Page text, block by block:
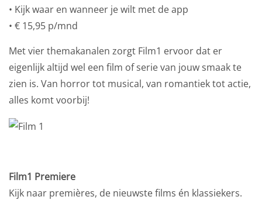
• Kijk waar en wanneer je wilt met de app
• € 15,95 p/mnd
Met vier themakanalen zorgt Film1 ervoor dat er
eigenlijk altijd wel een film of serie van jouw smaak te
zien is. Van horror tot musical, van romantiek tot actie,
alles komt voorbij!
Film1 Premiere
Kijk naar premières, de nieuwste films én klassiekers.